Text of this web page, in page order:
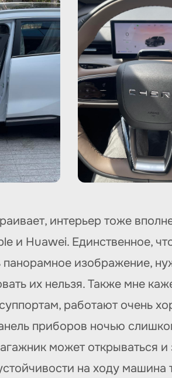
интерьер тоже
и Huawei. Единственное,
изображение,
их нельзя. Также мне
работают очень
приборов ночью
может открываться
на ходу